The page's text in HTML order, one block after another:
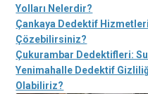
Yolları Nelerdir?
Çankaya Dedektif
Çözebilirsiniz?
Çukurambar Dedektifleri:
Yenimahalle Dedektif
Olabiliriz?